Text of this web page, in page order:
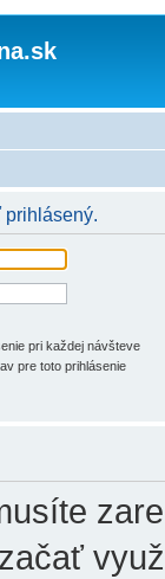
prihlásený.
pri každej návšteve
pre toto prihlásenie